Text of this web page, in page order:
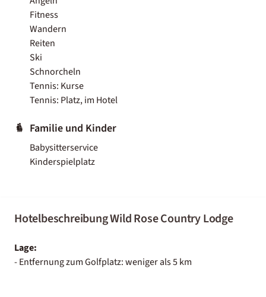
Fitness
Wandern
Reiten
Ski
Schnorcheln
Tennis: Kurse
Tennis: Platz, im Hotel
Familie und Kinder
Babysitterservice
Kinderspielplatz
Hotelbeschreibung Wild Rose Country Lodge
Lage:
- Entfernung zum Golfplatz: weniger als 5 km